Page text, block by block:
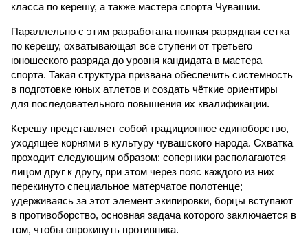
класса по керешу, а также мастера спорта Чувашии.
Параллельно с этим разработана полная разрядная сетка
по керешу, охватывающая все ступени от третьего
юношеского разряда до уровня кандидата в мастера
спорта. Такая структура призвана обеспечить системность
в подготовке юных атлетов и создать чёткие ориентиры
для последовательного повышения их квалификации.
Керешу представляет собой традиционное единоборство,
уходящее корнями в культуру чувашского народа. Схватка
проходит следующим образом: соперники располагаются
лицом друг к другу, при этом через пояс каждого из них
перекинуто специальное матерчатое полотенце;
удерживаясь за этот элемент экипировки, борцы вступают
в противоборство, основная задача которого заключается в
том, чтобы опрокинуть противника.